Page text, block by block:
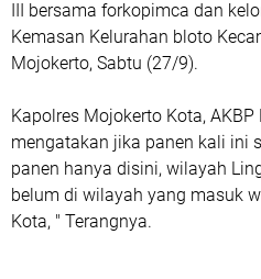
III bersama forkopimca dan
Kemasan Kelurahan bloto
Mojokerto, Sabtu (27/9).
Kapolres Mojokerto Kota,
mengatakan jika panen kali ini
panen hanya disini, wilayah
belum di wilayah yang masuk
Kota, " Terangnya.